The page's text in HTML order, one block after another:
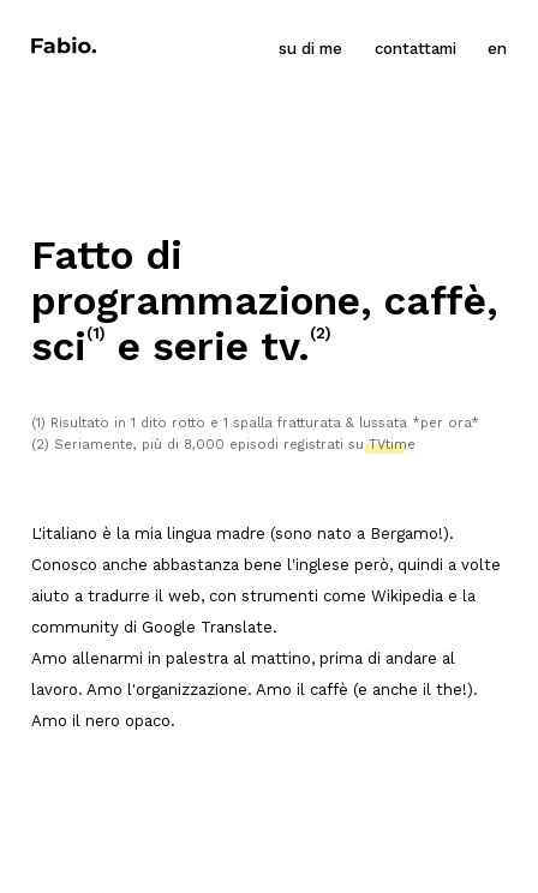
su di me contattami en
Fatto di
programmazione, caffè,
sci (1) e serie tv. (2)
(1) Risultato in 1 dito rotto e 1 spalla fratturata & lussata *per ora*
(2) Seriamente, più di 8,000 episodi registrati su TVtime
L'italiano è la mia lingua madre (sono nato a Bergamo!).
Conosco anche abbastanza bene l'inglese però, quindi a volte
aiuto a tradurre il web, con strumenti come Wikipedia e la
community di Google Translate.
Amo allenarmi in palestra al mattino, prima di andare al
lavoro. Amo l'organizzazione. Amo il caffè (e anche il the!).
Amo il nero opaco.